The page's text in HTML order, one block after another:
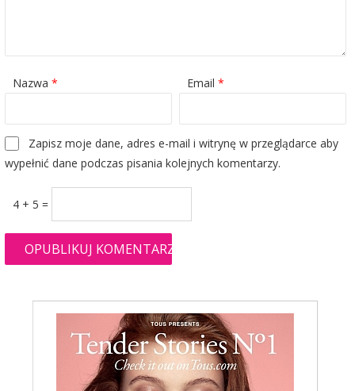
Nazwa* Email *
Zapisz moje dane, adres e-mail i witrynę w przeglądarce aby
wypełnić dane podczas pisania kolejnych komentarzy.
4 + 5 =